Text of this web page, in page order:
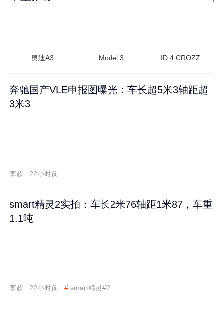
奥迪A3 Model 3 ID.4 CROZZ
奔驰国产VLE申报图曝光：车长超5米3轴距超
3米3
李超 22小时前
smart精灵2实拍：车长2米76轴距1米87，车重
1.1吨
李超 22小时前 # smart精灵#2